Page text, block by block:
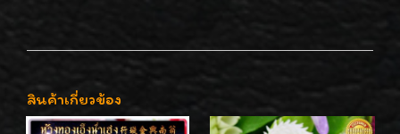
สินค้าเกี่ยวข้อง